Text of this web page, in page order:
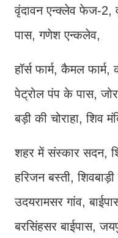
वृंदावन एन्क्लेव फेज-2,
पास, गणेश एन्कलेव,
हॉर्स फार्म, कैमल
पेट्रोल पंप के पास,
बड़ी की चोराहा, शिव
शहर में संस्कार सदन,
हरिजन बस्ती,
उदयरामसर गांव,
बरसिंहसर बाईपास,